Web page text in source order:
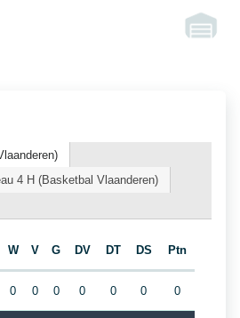
4 H (Basketbal Vlaanderen)
W V G DV DT DS Ptn
0 0 0 0 0 0 0